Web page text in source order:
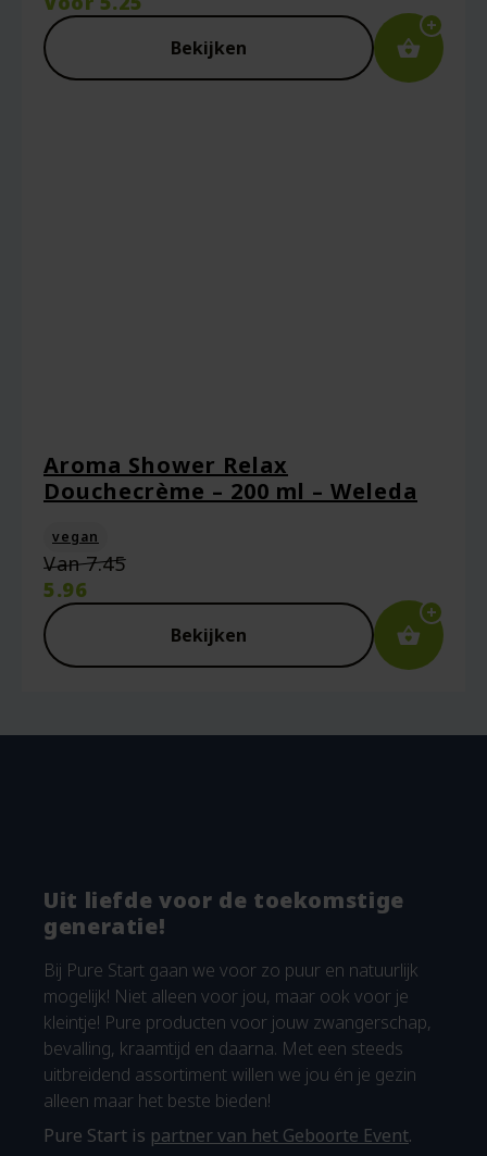
Bekijken
Aroma Shower Relax
Douchecrème – 200 ml – Weleda
vegan
Van7.45Oorspronkelijke
was:
€7.45.
5.96
Huidige
prijs
is:
€5.96.
Bekijken
Uit liefde voor de toekomstige
generatie!
Bij Pure Start gaan we voor zo puur en natuurlijk
mogelijk! Niet alleen voor jou, maar ook voor je
kleintje! Pure producten voor jouw zwangerschap,
bevalling, kraamtijd en daarna. Met een steeds
uitbreidend assortiment willen we jou én je gezin
alleen maar het beste bieden!
Pure Start is partner van het Geboorte Event.